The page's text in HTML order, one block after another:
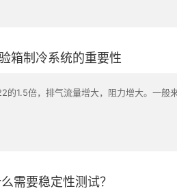
箱制冷系统的重要性
的1.5倍，排气流量增大，阻力增大。一般
需要稳定性测试？